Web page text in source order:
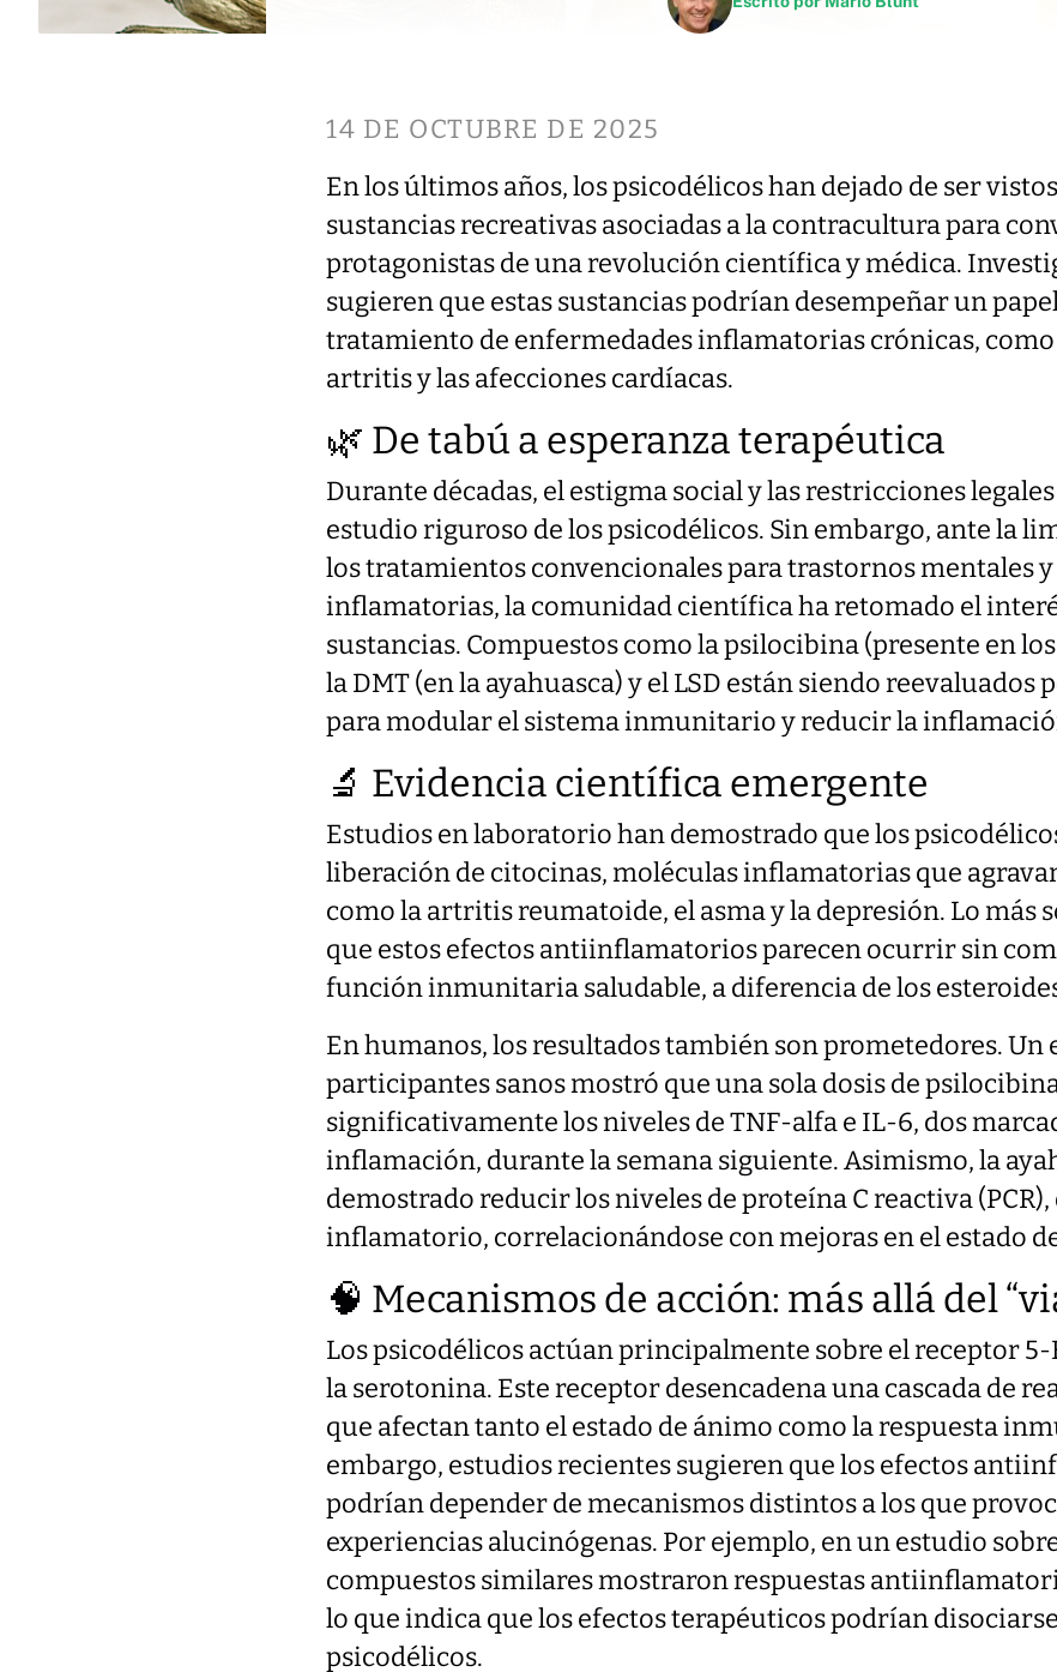
14 DE OCTUBRE DE 2025
En los últimos años, los psicodélicos han dejado de ser
sustancias recreativas asociadas a la contracultura para
protagonistas de una revolución científica y médica.
sugieren que estas sustancias podrían desempeñar un
tratamiento de enfermedades inflamatorias crónicas, como
artritis y las afecciones cardíacas.
🌿 De tabú a esperanza terapéutica
Durante décadas, el estigma social y las restricciones
estudio riguroso de los psicodélicos. Sin embargo, ante la
los tratamientos convencionales para trastornos mentales
inflamatorias, la comunidad científica ha retomado el
sustancias. Compuestos como la psilocibina (presente en
la DMT (en la ayahuasca) y el LSD están siendo reevaluados
para modular el sistema inmunitario y reducir la
🔬 Evidencia científica emergente
Estudios en laboratorio han demostrado que los
liberación de citocinas, moléculas inflamatorias que
como la artritis reumatoide, el asma y la depresión. Lo más
que estos efectos antiinflamatorios parecen ocurrir sin
función inmunitaria saludable, a diferencia de los
En humanos, los resultados también son prometedores. Un
participantes sanos mostró que una sola dosis de
significativamente los niveles de TNF-alfa e IL-6, dos
inflamación, durante la semana siguiente. Asimismo, la
demostrado reducir los niveles de proteína C reactiva
inflamatorio, correlacionándose con mejoras en el estado
🧠 Mecanismos de acción: más allá del
Los psicodélicos actúan principalmente sobre el receptor
la serotonina. Este receptor desencadena una cascada de
que afectan tanto el estado de ánimo como la respuesta
embargo, estudios recientes sugieren que los efectos
podrían depender de mecanismos distintos a los que
experiencias alucinógenas. Por ejemplo, en un estudio
compuestos similares mostraron respuestas
lo que indica que los efectos terapéuticos podrían
psicodélicos.